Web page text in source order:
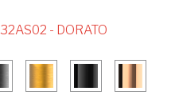
- DORATO